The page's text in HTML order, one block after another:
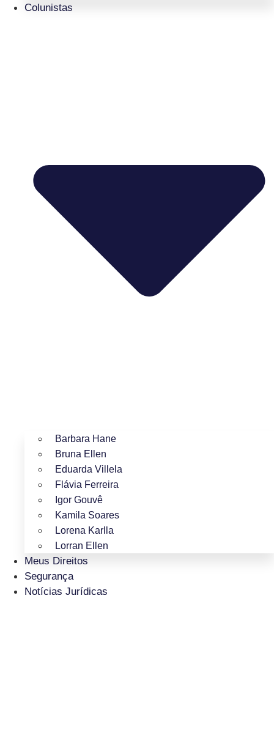
Colunistas
Barbara Hane
Bruna Ellen
Eduarda Villela
Flávia Ferreira
Igor Gouvê
Kamila Soares
Lorena Karlla
Lorran Ellen
Meus Direitos
Segurança
Notícias Jurídicas